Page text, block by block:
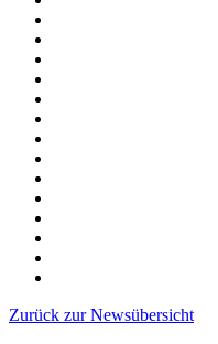
Zurück zur Newsübersicht